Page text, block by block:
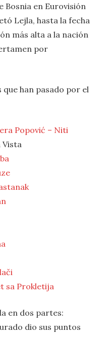
Bosnia en Eurovisión
Lejla, hasta la fecha
más alta a la nación
por
que han pasado por el
Popović – Niti
sa Prokletija
en dos partes:
dio sus puntos